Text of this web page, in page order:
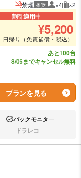
禁煙 推奨 推奨人数
×4 推
×2
割引適用中
¥5,200
日帰り（免責補償・税込）
あと100台
8/06までキャンセル無料
プランを見る
あり:バックモニター
なし:ドラレコ